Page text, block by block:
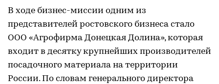
В ходе бизнес-миссии одним из
представителей ростовского бизнеса стало
ООО «Агрофирма Донецкая Долина», которая
входит в десятку крупнейших производителей
посадочного материала на территории
России. По словам генерального директора